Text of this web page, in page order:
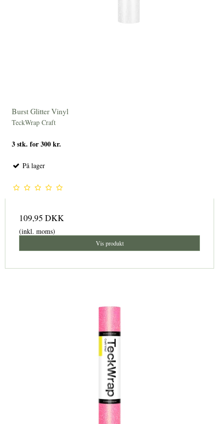
Burst Glitter Vinyl
TeckWrap Craft
3 stk. for 300 kr.
På lager
109,95 DKK
(inkl. moms)
Vis produkt